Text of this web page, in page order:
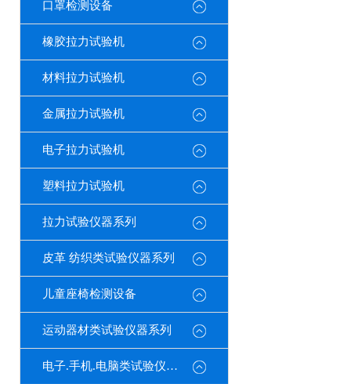
口罩检测设备
橡胶拉力试验机
材料拉力试验机
金属拉力试验机
电子拉力试验机
塑料拉力试验机
拉力试验仪器系列
皮革 纺织类试验仪器系列
儿童座椅检测设备
运动器材类试验仪器系列
电子.手机.电脑类试验仪器系列